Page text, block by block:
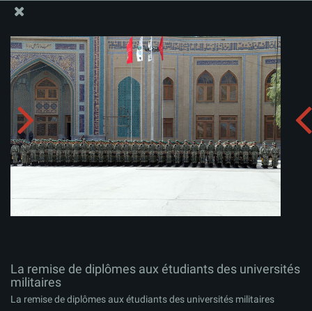
La remise de diplômes aux étudiants des universités
militaires
Télécharger l'album:
La remise de diplômes aux étudiants des universités
militaires
La remise de diplômes aux étudiants des universités militaires